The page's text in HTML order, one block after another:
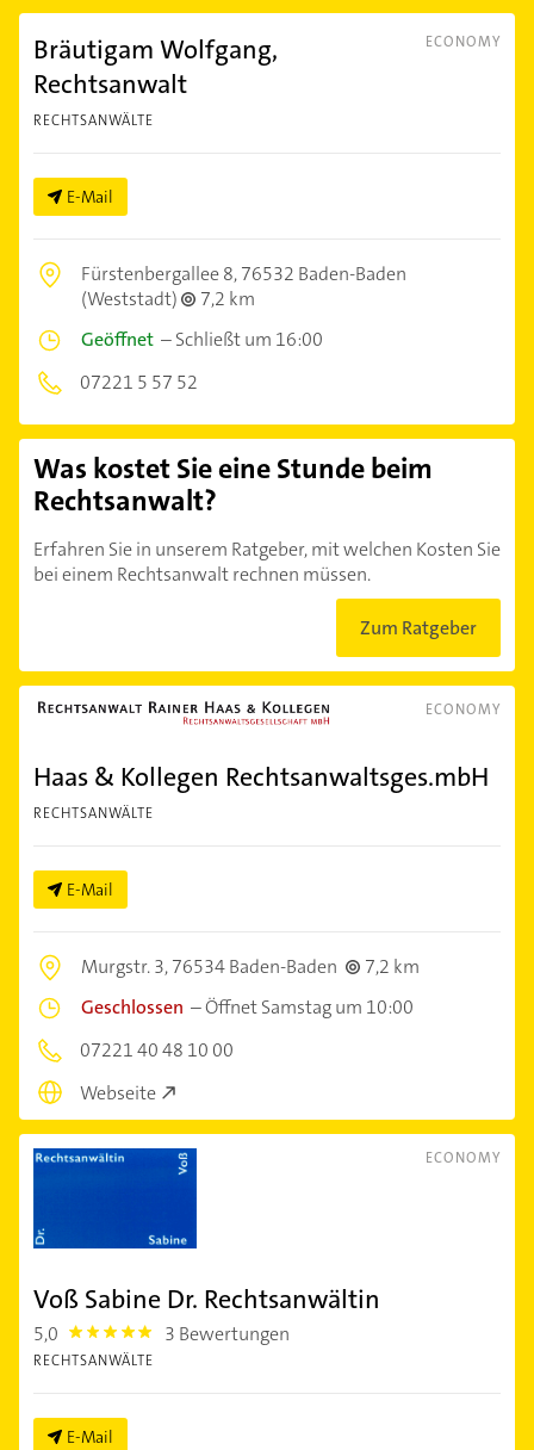
ECONOMY
Bräutigam Wolfgang,
Rechtsanwalt
RECHTSANWÄLTE
E-Mail
Fürstenbergallee 8,76532 Baden-Baden
(Weststadt)
7,2 km
Geöffnet –Schließt um 16:00
07221 5 57 52
Was kostet Sie eine Stunde beim
Rechtsanwalt?
Erfahren Sie in unserem Ratgeber, mit welchen Kosten Sie
bei einem Rechtsanwalt rechnen müssen.
Zum Ratgeber
ECONOMY
Haas & Kollegen Rechtsanwaltsges.mbH
RECHTSANWÄLTE
E-Mail
Murgstr. 3,76534 Baden-Baden
7,2 km
Geschlossen –Öffnet Samstag um 10:00
07221 40 48 10 00
Webseite
ECONOMY
Voß Sabine Dr. Rechtsanwältin
5,0 5.0 3 Bewertungen
RECHTSANWÄLTE
E-Mail